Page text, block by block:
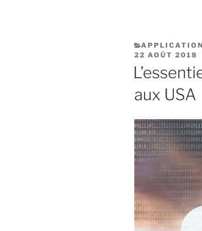
CATÉGORIES
APPLICATION
PUBLIÉ
LE
22 AOÛT 2018
aux USA